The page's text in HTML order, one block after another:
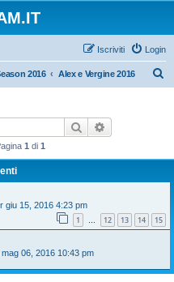
Login
Iscriviti
2016 Alex e Vergine 2016
Cerca
1 di 1
giu 15, 2016 4:23 pm
1 … 12 13 14 15
06, 2016 10:43 pm